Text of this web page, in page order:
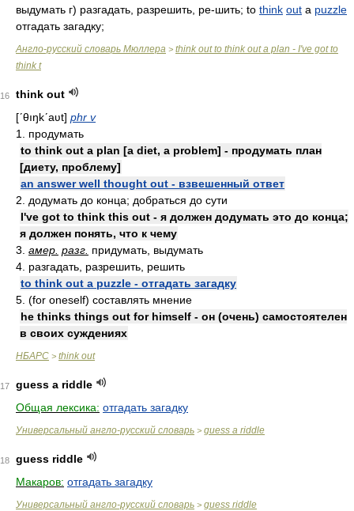
выдумать г) разгадать, разрешить, ре-шить; to think out a puzzle
отгадать загадку;
Англо-русский словарь Мюллера > think out to think out a plan - I've got to
think t
16
think out
[ʹθıŋkʹaʋt] phr v
1. продумать
to think out a plan [a diet, a problem] - продумать план
[диету, проблему]
an answer well thought out - взвешенный ответ
2. додумать до конца; добраться до сути
I've got to think this out - я должен додумать это до конца;
я должен понять, что к чему
3. амер. разг. придумать, выдумать
4. разгадать, разрешить, решить
to think out a puzzle - отгадать загадку
5. (for oneself) составлять мнение
he thinks things out for himself - он (очень) самостоятелен
в своих суждениях
НБАРС > think out
17
guess a riddle
Общая лексика: отгадать загадку
Универсальный англо-русский словарь > guess a riddle
18
guess riddle
Макаров: отгадать загадку
Универсальный англо-русский словарь > guess riddle